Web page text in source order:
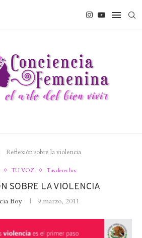
Reflexión sobre la violencia
TU VOZ Tus derechos
SOBRE LA VIOLENCIA
Boy 9 marzo, 2011